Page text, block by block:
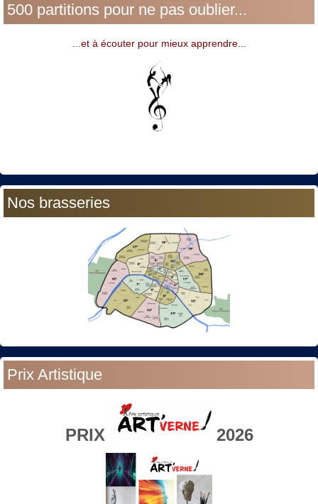
500 partitions pour ne pas oublier...
...et à écouter pour mieux apprendre...
Nos brasseries
Prix Artistique
PRIX 2026